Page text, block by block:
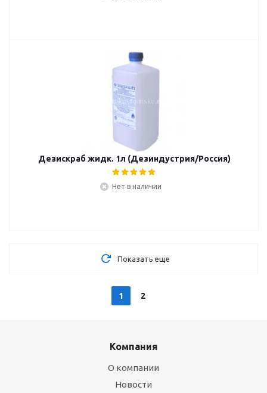
Дезискраб жидк. 1л (Дезиндустрия/Россия)
Нет в наличии
Показать еще
1 2
Компания
О компании
Новости